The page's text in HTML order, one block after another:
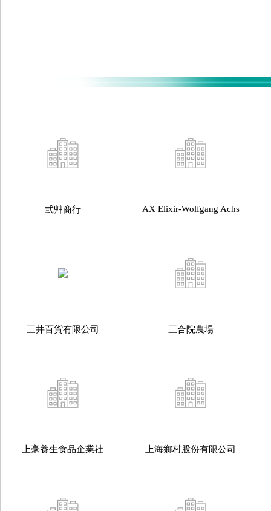
弎艸商行 AX Elixir-Wolfgang Achs
三井百貨有限公司 三合院農場
上毫養生食品企業社 上海鄉村股份有限公司